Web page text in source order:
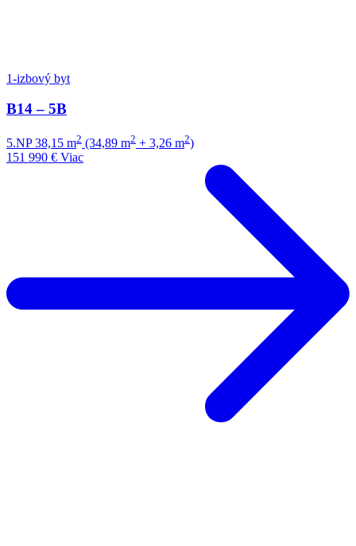
1-izbový byt
B14 – 5B
5.NP 38,15 m2 (34,89 m2 + 3,26 m2)
151 990 € Viac